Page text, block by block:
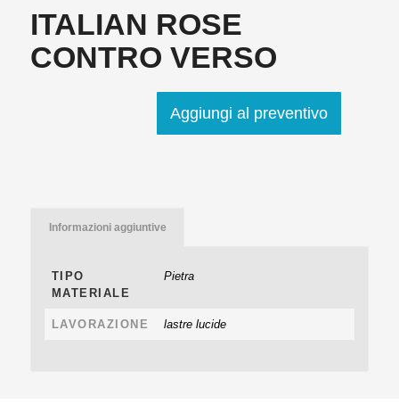
ITALIAN ROSE
CONTRO VERSO
Aggiungi al preventivo
Informazioni aggiuntive
TIPO
MATERIALE
Pietra
LAVORAZIONE lastre lucide